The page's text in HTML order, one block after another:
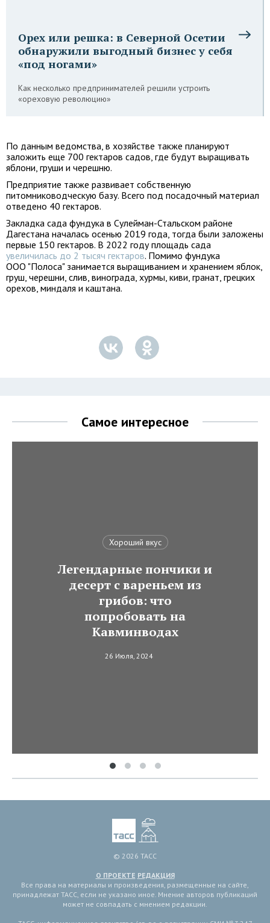
Орех или решка: в Северной Осетии
обнаружили выгодный бизнес у себя
«под ногами»
Как несколько предпринимателей решили устроить
«ореховую революцию»
По данным ведомства, в хозяйстве также планируют
заложить еще 700 гектаров садов, где будут выращивать
яблони, груши и черешню.
Предприятие также развивает собственную
питомниководческую базу. Всего под посадочный материал
отведено 40 гектаров.
Закладка сада фундука в Сулейман-Стальском районе
Дагестана началась осенью 2019 года, тогда были заложены
первые 150 гектаров. В 2022 году площадь сада
увеличилась до 2 тысяч гектаров. Помимо фундука
ООО "Полоса" занимается выращиванием и хранением яблок,
груш, черешни, слив, винограда, хурмы, киви, гранат, грецких
орехов, миндаля и каштана.
Самое интересное
Хороший вкус
Легендарные пончики и
десерт с вареньем из
грибов: что
попробовать на
Кавминводах
26 Июля, 2024
© 2026 ТАСС
О ПРОЕКТЕ РЕДАКЦИЯ
Все права на материалы и произведения, размещенные на сайте,
принадлежат ТАСС, если не указано иное. Мнение авторов публикаций
может не совпадать с мнением редакции.